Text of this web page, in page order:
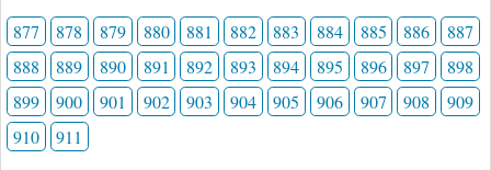
877 878 879 880 881 882 883 884 885 886
887
888
889 890 891 892 893 894 895 896 897
898
899
900 901 902 903 904 905 906 907 908
909
910
911